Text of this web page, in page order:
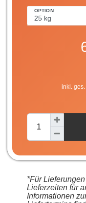
OPTION
inkl.
*Für
Lieferzeiten für
Informationen